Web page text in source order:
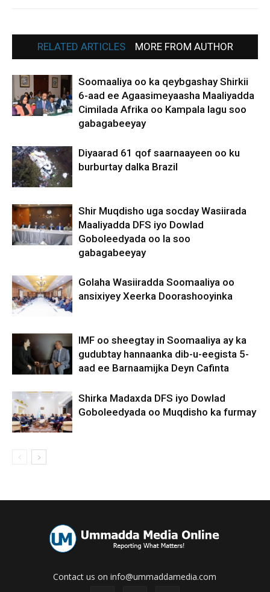
RELATED ARTICLES MORE FROM AUTHOR
Soomaaliya oo ka qeybgashay Shirkii
6-aad ee Agaasimeyaasha Maaliyadda
Cimilada Afrika oo Kampala lagu soo
gabagabeeyay
Diyaarad 61 qof saarnaayeen oo ku
burburtay dalka Brazil
Shir Muqdisho uga socday Wasiirada
Maaliyadda DFS iyo Dowlad
Goboleedyada oo la soo
gabagabeeyay
Golaha Wasiiradda Soomaaliya oo
ansixiyey Xeerka Doorashooyinka
IMF oo sheegtay in Soomaaliya ay ka
gudubtay hannaanka dib-u-eegista 5-
aad ee Barnaamijka Deyn Cafinta
Shirka Madaxda DFS iyo Dowlad
Goboleedyada oo Muqdisho ka furmay
Contact us on info@ummaddamedia.com